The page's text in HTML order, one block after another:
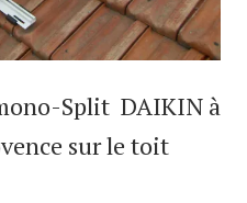
Split DAIKIN à
sur le toit